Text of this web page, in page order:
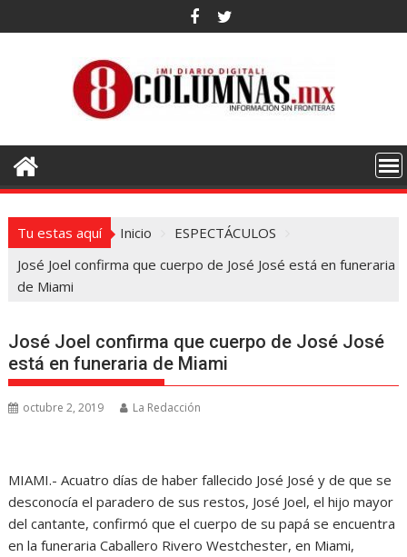
al
Tu estas aquí Inicio
ESPECTÁCULOS
José Joel confirma que cuerpo de José José está en funeraria
de Miami
José Joel confirma que cuerpo de José José
está en funeraria de Miami
octubre 2, 2019 La Redacción
MIAMI.- Acuatro días de haber fallecido José José y de que se
desconocía el paradero de sus restos, José Joel, el hijo mayor
del cantante, confirmó que el cuerpo de su papá se encuentra
en la funeraria Caballero Rivero Westchester, en Miami,